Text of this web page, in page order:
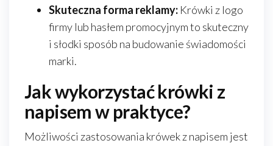
Skuteczna forma reklamy: Krówki z logo
firmy lub hasłem promocyjnym to skuteczny
i słodki sposób na budowanie świadomości
marki.
Jak wykorzystać krówki z
napisem w praktyce?
Możliwości zastosowania krówek z napisem jest